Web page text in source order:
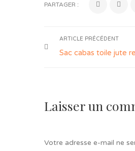
PARTAGER :
ARTICLE PRÉCÉDENT
Sac cabas toile jute
Laisser un
Votre adresse e-mail ne